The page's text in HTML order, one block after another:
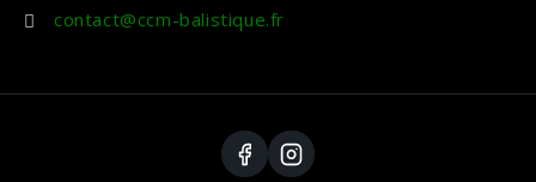
contact@ccm-balistique.fr